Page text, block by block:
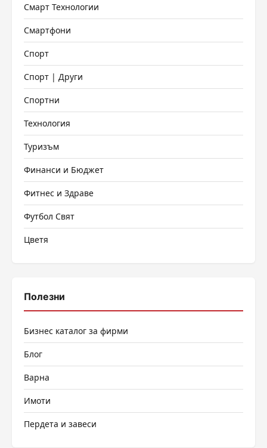
Смарт Технологии
Смартфони
Спорт
Спорт | Други
Спортни
Технология
Туризъм
Финанси и Бюджет
Фитнес и Здраве
Футбол Свят
Цветя
Полезни
Бизнес каталог за фирми
Блог
Варна
Имоти
Пердета и завеси